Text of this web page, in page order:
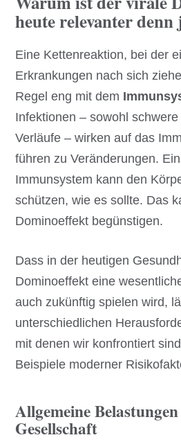
heute relevanter denn
Eine Kettenreaktion, bei der
Erkrankungen nach sich
Regel eng mit dem
Infektionen – sowohl
Verläufe – wirken auf das
führen zu Veränderungen.
Immunsystem kann den
schützen, wie es sollte. Das
Dominoeffekt begünstigen.
Dass in der heutigen
Dominoeffekt eine
auch zukünftig spielen wird,
unterschiedlichen
mit denen wir konfrontiert
Beispiele moderner
Allgemeine
Gesellschaft